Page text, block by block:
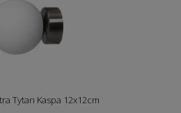
Tytan Kaspa 12x12cm